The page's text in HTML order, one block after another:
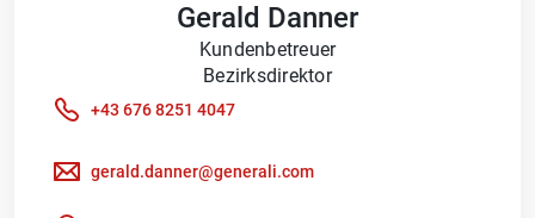
Gerald Danner
Kundenbetreuer
Bezirksdirektor
+43 676 8251 4047
gerald.danner@generali.com